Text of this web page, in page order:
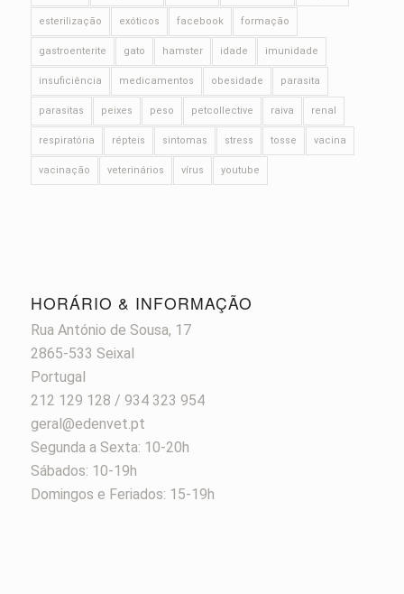
esterilização exóticos facebook formação
gastroenterite gato hamster idade imunidade
insuficiência medicamentos obesidade parasita
parasitas peixes peso petcollective raiva renal
respiratória répteis sintomas stress tosse vacina
vacinação veterinários vírus youtube
HORÁRIO & INFORMAÇÃO
Rua António de Sousa, 17
2865-533 Seixal
Portugal
212 129 128 / 934 323 954
geral@edenvet.pt
Segunda a Sexta: 10-20h
Sábados: 10-19h
Domingos e Feriados: 15-19h